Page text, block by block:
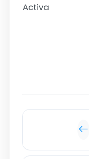
Activa